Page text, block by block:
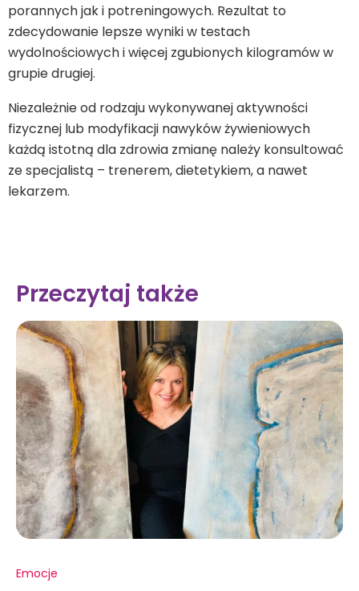
porannych jak i potreningowych. Rezultat to
zdecydowanie lepsze wyniki w testach
wydolnościowych i więcej zgubionych kilogramów w
grupie drugiej.
Niezależnie od rodzaju wykonywanej aktywności
fizycznej lub modyfikacji nawyków żywieniowych
każdą istotną dla zdrowia zmianę należy konsultować
ze specjalistą – trenerem, dietetykiem, a nawet
lekarzem.
Przeczytaj także
Emocje